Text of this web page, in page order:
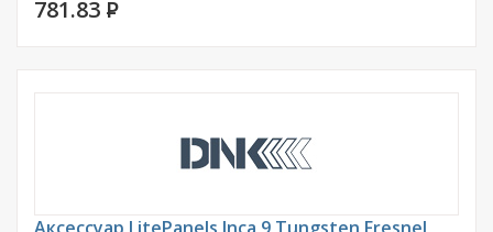
781.83 P